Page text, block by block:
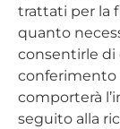
trattati per la
quanto
consentirle di
conferimento
comporterà
seguito alla